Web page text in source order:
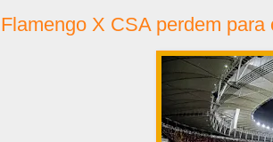
Flamengo X CSA perdem para